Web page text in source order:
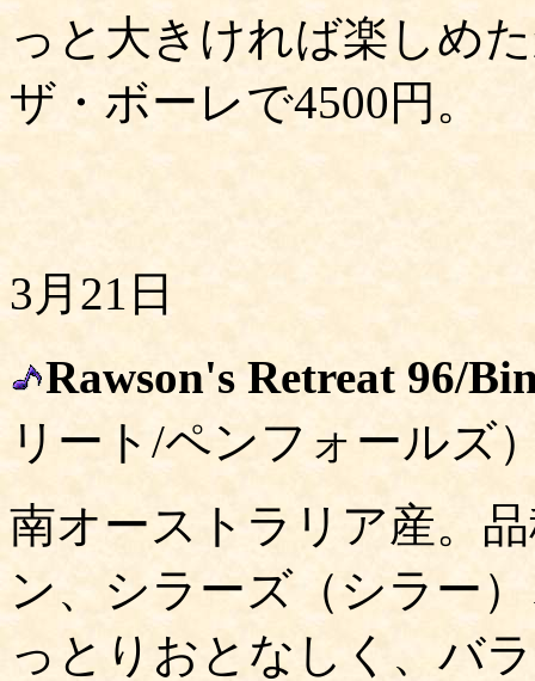
っと大きければ楽しめ
ザ・ボーレで4500円。
3月21日
Rawson's Retreat 96/
リート/ペンフォールズ
南オーストラリア産。
ン、シラーズ（シラー
っとりおとなしく、バ